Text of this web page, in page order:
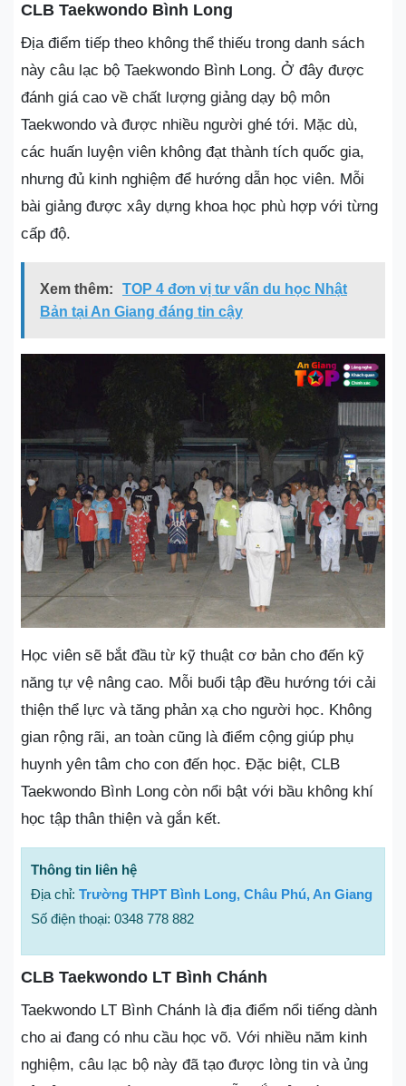
CLB Taekwondo Bình Long
Địa điểm tiếp theo không thể thiếu trong danh sách
này câu lạc bộ Taekwondo Bình Long. Ở đây được
đánh giá cao về chất lượng giảng dạy bộ môn
Taekwondo và được nhiều người ghé tới. Mặc dù,
các huấn luyện viên không đạt thành tích quốc gia,
nhưng đủ kinh nghiệm để hướng dẫn học viên. Mỗi
bài giảng được xây dựng khoa học phù hợp với từng
cấp độ.
Xem thêm:
TOP 4 đơn vị tư vấn du học Nhật
Bản tại An Giang đáng tin cậy
Học viên sẽ bắt đầu từ kỹ thuật cơ bản cho đến kỹ
năng tự vệ nâng cao. Mỗi buổi tập đều hướng tới cải
thiện thể lực và tăng phản xạ cho người học. Không
gian rộng rãi, an toàn cũng là điểm cộng giúp phụ
huynh yên tâm cho con đến học. Đặc biệt, CLB
Taekwondo Bình Long còn nổi bật với bầu không khí
học tập thân thiện và gắn kết.
Thông tin liên hệ
Địa chỉ: Trường THPT Bình Long, Châu Phú, An Giang
Số điện thoại: 0348 778 882
CLB Taekwondo LT Bình Chánh
Taekwondo LT Bình Chánh là địa điểm nổi tiếng dành
cho ai đang có nhu cầu học võ. Với nhiều năm kinh
nghiệm, câu lạc bộ này đã tạo được lòng tin và ủng